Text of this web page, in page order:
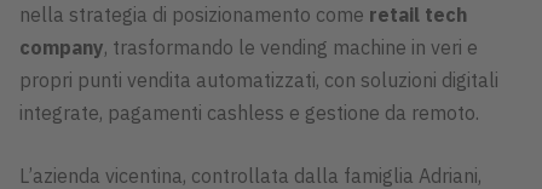
nella strategia di posizionamento come retail tech
company, trasformando le vending machine in veri e
propri punti vendita automatizzati, con soluzioni digitali
integrate, pagamenti cashless e gestione da remoto.
L’azienda vicentina, controllata dalla famiglia Adriani,